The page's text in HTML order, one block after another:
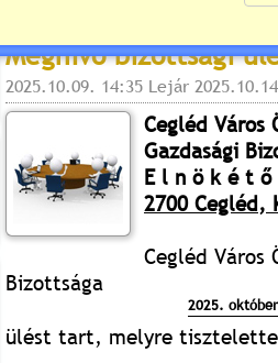
Meghívó bizottsági
2025.10.09. 14:35 Lejár
Cegléd Város
Gazdasági
E l n ö k é t ő
2700 Cegléd,
Cegléd Város
Bizottsága
2025.
ülést tart, melyre